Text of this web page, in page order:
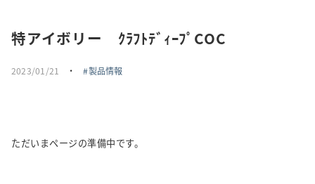
特アイボリー ｸﾗﾌﾄﾃﾞｨｰﾌﾟCOC
2023/01/21 ・ 製品情報
ただいまページの準備中です。